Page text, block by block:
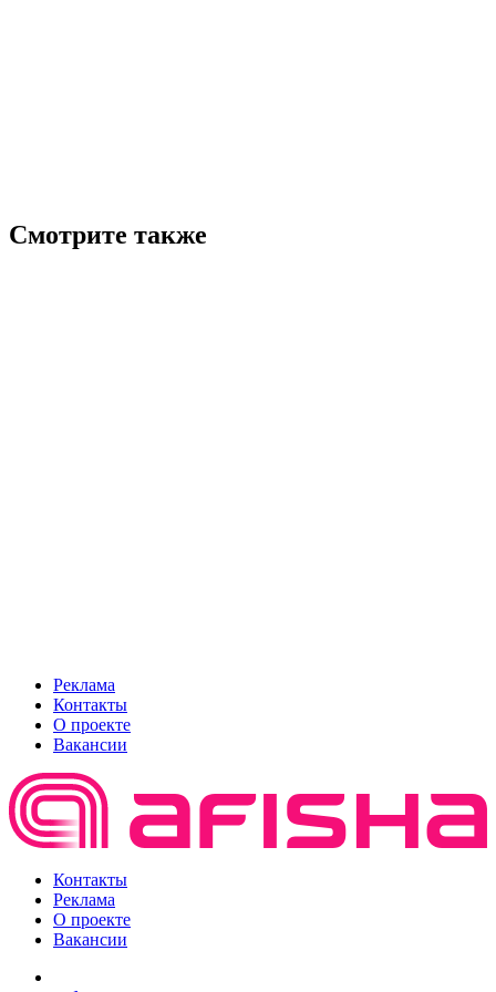
Смотрите также
Реклама
Контакты
О проекте
Вакансии
Контакты
Реклама
О проекте
Вакансии